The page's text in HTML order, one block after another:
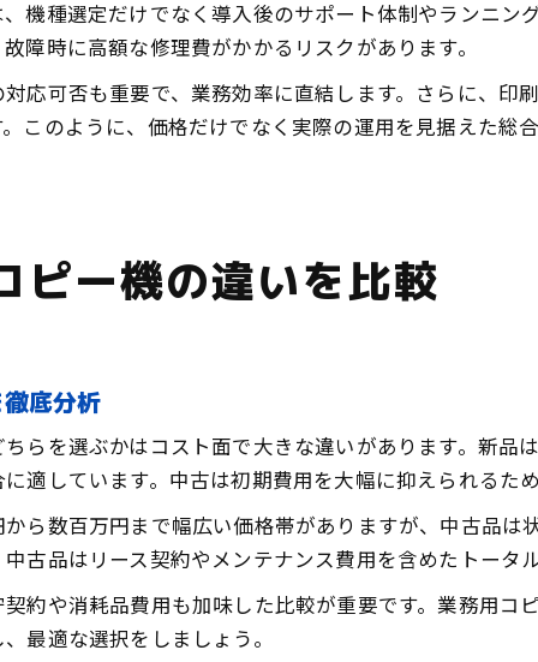
機種選定だけでなく導入後のサポート体制やランニン
障時に高額な修理費がかかるリスクがあります。
応可否も重要で、業務効率に直結します。さらに、印
このように、価格だけでなく実際の運用を見据えた総
ピー機の違いを比較
底分析
らを選ぶかはコスト面で大きな違いがあります。新品
適しています。中古は初期費用を大幅に抑えられるた
ら数百万円まで幅広い価格帯がありますが、中古品は
古品はリース契約やメンテナンス費用を含めたトータ
約や消耗品費用も加味した比較が重要です。業務用コ
最適な選択をしましょう。